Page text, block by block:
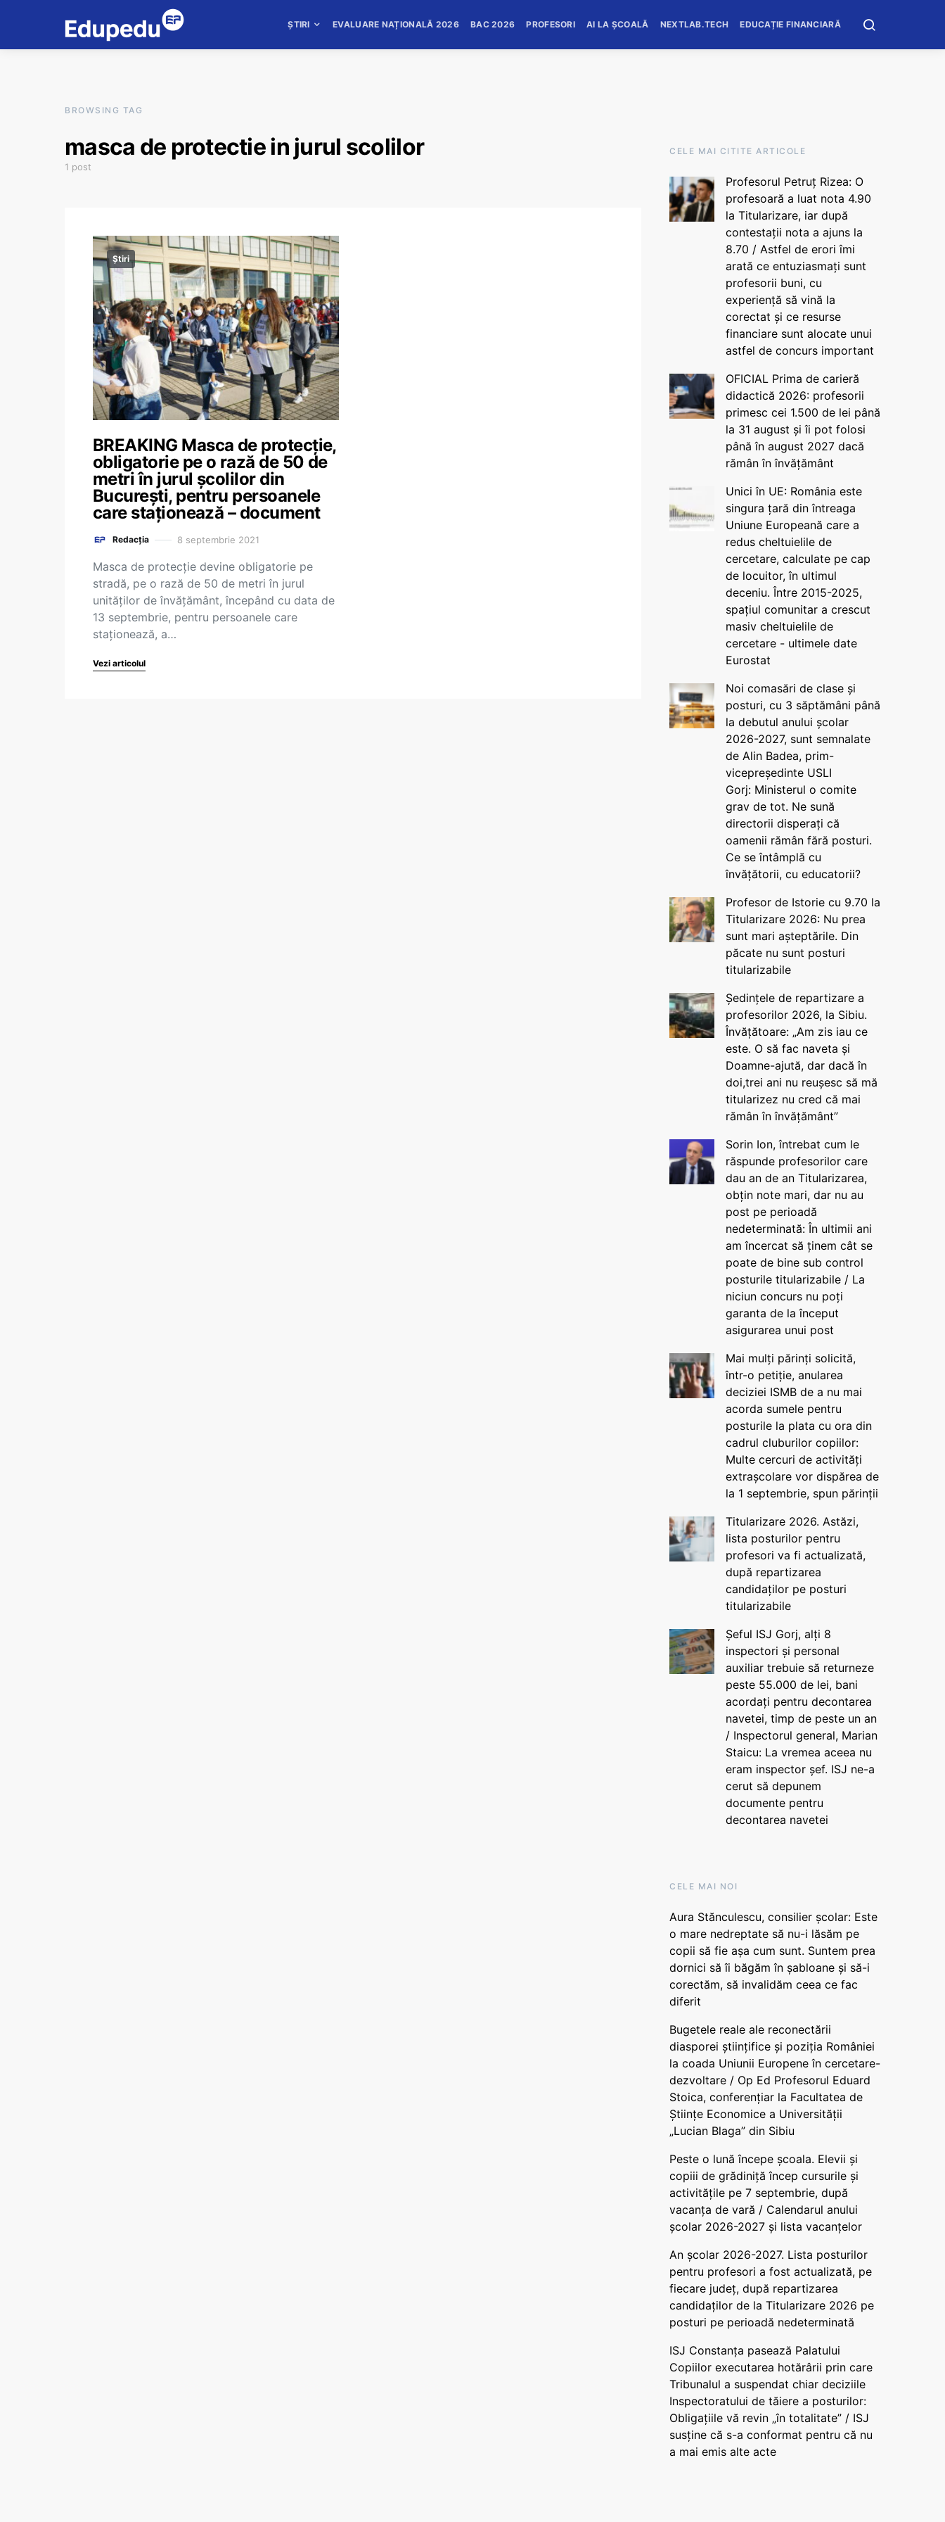
ȘTIRI EVALUARE NAȚIONALĂ 2026 BAC 2026 PROFESORI AI LA ȘCOALĂ NEXTLAB.TECH EDUCAȚIE FINANCIARĂ
BROWSING TAG
masca de protectie in jurul scolilor
1 post
Știri
BREAKING Masca de protecţie,
obligatorie pe o rază de 50 de
metri în jurul școlilor din
București, pentru persoanele
care staționează – document
Redacția 8 septembrie 2021
Masca de protecţie devine obligatorie pe
stradă, pe o rază de 50 de metri în jurul
unităţilor de învăţământ, începând cu data de
13 septembrie, pentru persoanele care
staţionează, a…
Vezi articolul
CELE MAI CITITE ARTICOLE
Profesorul Petruț Rizea: O
profesoară a luat nota 4.90
la Titularizare, iar după
contestații nota a ajuns la
8.70 / Astfel de erori îmi
arată ce entuziasmați sunt
profesorii buni, cu
experiență să vină la
corectat și ce resurse
financiare sunt alocate unui
astfel de concurs important
OFICIAL Prima de carieră
didactică 2026: profesorii
primesc cei 1.500 de lei până
la 31 august și îi pot folosi
până în august 2027 dacă
rămân în învățământ
Unici în UE: România este
singura țară din întreaga
Uniune Europeană care a
redus cheltuielile de
cercetare, calculate pe cap
de locuitor, în ultimul
deceniu. Între 2015-2025,
spațiul comunitar a crescut
masiv cheltuielile de
cercetare - ultimele date
Eurostat
Noi comasări de clase și
posturi, cu 3 săptămâni până
la debutul anului școlar
2026-2027, sunt semnalate
de Alin Badea, prim-
vicepreședinte USLI
Gorj: Ministerul o comite
grav de tot. Ne sună
directorii disperați că
oamenii rămân fără posturi.
Ce se întâmplă cu
învățătorii, cu educatorii?
Profesor de Istorie cu 9.70 la
Titularizare 2026: Nu prea
sunt mari așteptările. Din
păcate nu sunt posturi
titularizabile
Ședințele de repartizare a
profesorilor 2026, la Sibiu.
Învățătoare: „Am zis iau ce
este. O să fac naveta și
Doamne-ajută, dar dacă în
doi,trei ani nu reușesc să mă
titularizez nu cred că mai
rămân în învățământ”
Sorin Ion, întrebat cum le
răspunde profesorilor care
dau an de an Titularizarea,
obțin note mari, dar nu au
post pe perioadă
nedeterminată: În ultimii ani
am încercat să ținem cât se
poate de bine sub control
posturile titularizabile / La
niciun concurs nu poți
garanta de la început
asigurarea unui post
Mai mulți părinți solicită,
într-o petiție, anularea
deciziei ISMB de a nu mai
acorda sumele pentru
posturile la plata cu ora din
cadrul cluburilor copiilor:
Multe cercuri de activități
extrașcolare vor dispărea de
la 1 septembrie, spun părinții
Titularizare 2026. Astăzi,
lista posturilor pentru
profesori va fi actualizată,
după repartizarea
candidaților pe posturi
titularizabile
Șeful ISJ Gorj, alți 8
inspectori și personal
auxiliar trebuie să returneze
peste 55.000 de lei, bani
acordați pentru decontarea
navetei, timp de peste un an
/ Inspectorul general, Marian
Staicu: La vremea aceea nu
eram inspector șef. ISJ ne-a
cerut să depunem
documente pentru
decontarea navetei
CELE MAI NOI
Aura Stănculescu, consilier școlar: Este
o mare nedreptate să nu-i lăsăm pe
copii să fie așa cum sunt. Suntem prea
dornici să îi băgăm în șabloane și să-i
corectăm, să invalidăm ceea ce fac
diferit
Bugetele reale ale reconectării
diasporei științifice și poziția României
la coada Uniunii Europene în cercetare-
dezvoltare / Op Ed Profesorul Eduard
Stoica, conferențiar la Facultatea de
Științe Economice a Universității
„Lucian Blaga” din Sibiu
Peste o lună începe școala. Elevii și
copiii de grădiniță încep cursurile și
activitățile pe 7 septembrie, după
vacanța de vară / Calendarul anului
școlar 2026-2027 și lista vacanțelor
An școlar 2026-2027. Lista posturilor
pentru profesori a fost actualizată, pe
fiecare județ, după repartizarea
candidaților de la Titularizare 2026 pe
posturi pe perioadă nedeterminată
ISJ Constanța pasează Palatului
Copiilor executarea hotărârii prin care
Tribunalul a suspendat chiar deciziile
Inspectoratului de tăiere a posturilor:
Obligațiile vă revin „în totalitate” / ISJ
susține că s-a conformat pentru că nu
a mai emis alte acte